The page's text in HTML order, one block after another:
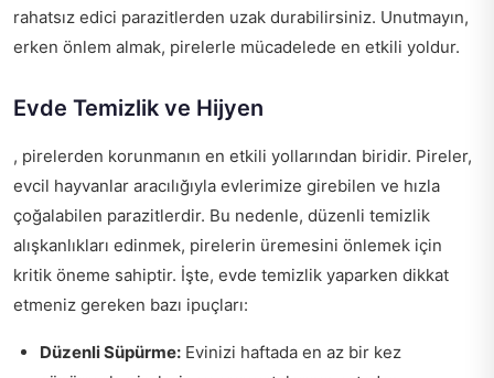
rahatsız edici parazitlerden uzak durabilirsiniz. Unutmayın,
erken önlem almak, pirelerle mücadelede en etkili yoldur.
Evde Temizlik ve Hijyen
, pirelerden korunmanın en etkili yollarından biridir. Pireler,
evcil hayvanlar aracılığıyla evlerimize girebilen ve hızla
çoğalabilen parazitlerdir. Bu nedenle, düzenli temizlik
alışkanlıkları edinmek, pirelerin üremesini önlemek için
kritik öneme sahiptir. İşte, evde temizlik yaparken dikkat
etmeniz gereken bazı ipuçları:
Düzenli Süpürme: Evinizi haftada en az bir kez